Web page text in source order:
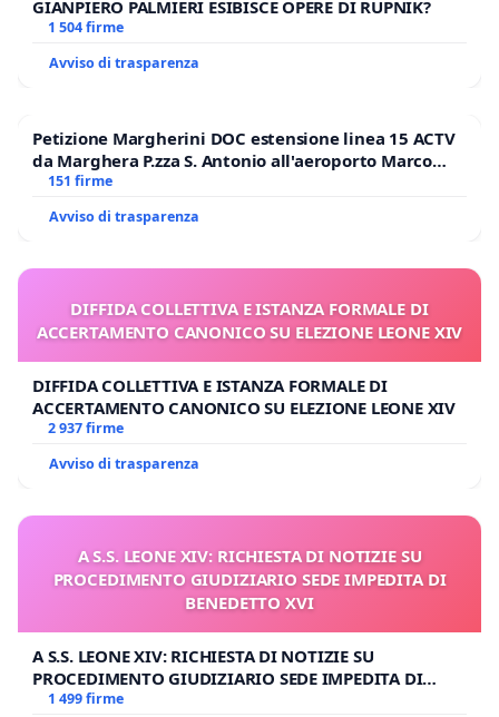
GIANPIERO PALMIERI ESIBISCE OPERE DI RUPNIK?
1 504 firme
Avviso di trasparenza
Petizione Margherini DOC estensione linea 15 ACTV
da Marghera P.zza S. Antonio all'aeroporto Marco
Polo tariffa a € 1,50
151 firme
Avviso di trasparenza
DIFFIDA COLLETTIVA E ISTANZA FORMALE DI
ACCERTAMENTO CANONICO SU ELEZIONE LEONE XIV
DIFFIDA COLLETTIVA E ISTANZA FORMALE DI
ACCERTAMENTO CANONICO SU ELEZIONE LEONE XIV
2 937 firme
Avviso di trasparenza
A S.S. LEONE XIV: RICHIESTA DI NOTIZIE SU
PROCEDIMENTO GIUDIZIARIO SEDE IMPEDITA DI
BENEDETTO XVI
A S.S. LEONE XIV: RICHIESTA DI NOTIZIE SU
PROCEDIMENTO GIUDIZIARIO SEDE IMPEDITA DI
BENEDETTO XVI
1 499 firme